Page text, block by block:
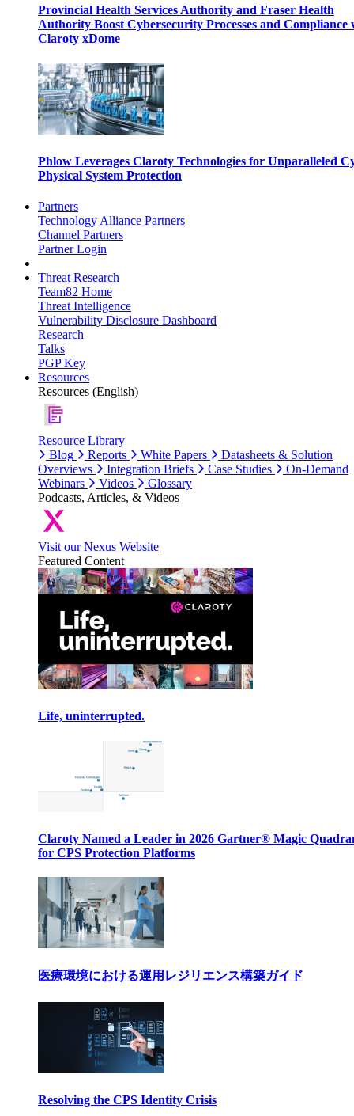
Provincial Health Services Authority and Fraser Health
Authority Boost Cybersecurity Processes and Compliance
Claroty xDome
Phlow Leverages Claroty Technologies for Unparalleled
Physical System Protection
Partners
Technology Alliance Partners
Channel Partners
Partner Login
Threat Research
Team82 Home
Threat Intelligence
Vulnerability Disclosure Dashboard
Research
Talks
PGP Key
Resources
Resources (English)
Resource Library
Blog
Reports White Papers
Datasheets & Solution
Overviews
Integration Briefs Case Studies
On-Demand
Webinars
Videos
Glossary
Podcasts, Articles, & Videos
Visit our Nexus Website
Featured Content
Life, uninterrupted.
Claroty Named a Leader in 2026 Gartner® Magic
for CPS Protection Platforms
医療環境における運用レジリエンス構築ガイド
Resolving the CPS Identity Crisis